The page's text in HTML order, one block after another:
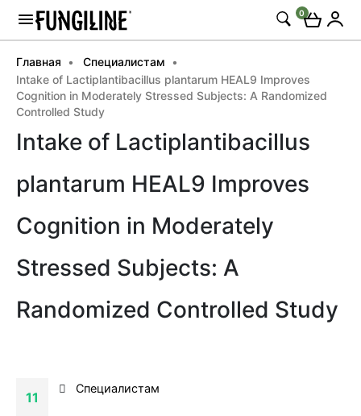
0
Главная
Специалистам
Intake of Lactiplantibacillus plantarum HEAL9 Improves
Cognition in Moderately Stressed Subjects: A Randomized
Controlled Study
Intake of Lactiplantibacillus
plantarum HEAL9 Improves
Cognition in Moderately
Stressed Subjects: A
Randomized Controlled Study
11
Специалистам